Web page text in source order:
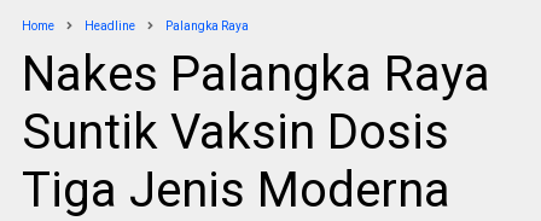
Home Headline Palangka Raya
Nakes Palangka Raya
Suntik Vaksin Dosis
Tiga Jenis Moderna